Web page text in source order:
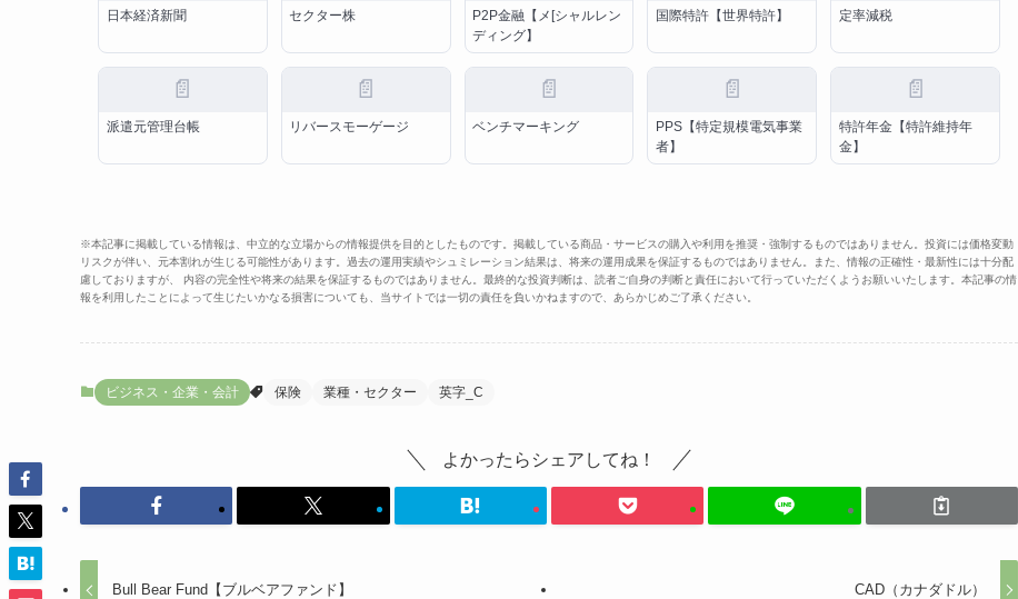
日本経済新聞 セクター株
P2P金融【メ[シャルレン
ディング】
国際特許【世界特許】 定率減税
📄
派遣元管理台帳
📄
リバースモーゲージ
📄
ベンチマーキング
📄
PPS【特定規模電気事業
者】
📄
特許年金【特許維持年
金】
※本記事に掲載している情報は、中立的な立場からの情報提供を目的としたものです。掲載している商品・サービスの購入や利用を推奨・強制するものではありません。投資には価格変動
リスクが伴い、元本割れが生じる可能性があります。過去の運用実績やシュミレーション結果は、将来の運用成果を保証するものではありません。また、情報の正確性・最新性には十分配
慮しておりますが、 内容の完全性や将来の結果を保証するものではありません。最終的な投資判断は、読者ご自身の判断と責任において行っていただくようお願いいたします。本記事の情
報を利用したことによって生じたいかなる損害についても、当サイトでは一切の責任を負いかねますので、あらかじめご了承ください。
ビジネス・企業・会計 保険 業種・セクター 英字_C
よかったらシェアしてね！
Bull Bear Fund【ブルベアファンド】 CAD（カナダドル）